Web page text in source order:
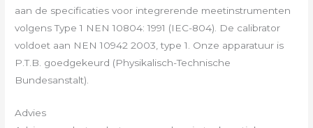
aan de specificaties voor integrerende meetinstrumenten
volgens Type 1 NEN 10804: 1991 (IEC-804). De calibrator
voldoet aan NEN 10942 2003, type 1. Onze apparatuur is
P.T.B. goedgekeurd (Physikalisch-Technische
Bundesanstalt).
Advies